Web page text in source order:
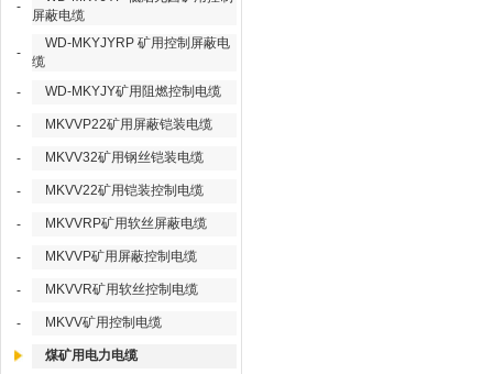
-
屏蔽电缆
-
WD-MKYJYRP 矿用控制屏蔽电
缆
-
WD-MKYJY矿用阻燃控制电缆
- MKVVP22矿用屏蔽铠装电缆
- MKVV32矿用钢丝铠装电缆
- MKVV22矿用铠装控制电缆
- MKVVRP矿用软丝屏蔽电缆
- MKVVP矿用屏蔽控制电缆
- MKVVR矿用软丝控制电缆
- MKVV矿用控制电缆
煤矿用电力电缆